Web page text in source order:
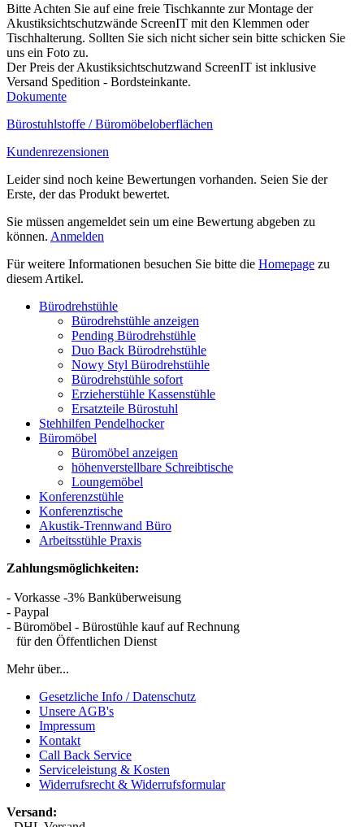
Bitte Achten Sie auf eine freie Tischkannte zur Montage der
Akustiksichtschutzwände ScreenIT mit den Klemmen oder
Tischhalterung. Sollten Sie sich nicht sicher sein bitte schicken Sie
uns ein Foto zu.
Der Preis der Akustiksichtschutzwand ScreenIT ist inklusive
Versand Spedition - Bordsteinkante.
Dokumente
Bürostuhlstoffe / Büromöbeloberflächen
Kundenrezensionen
Leider sind noch keine Bewertungen vorhanden. Seien Sie der
Erste, der das Produkt bewertet.
Sie müssen angemeldet sein um eine Bewertung abgeben zu
können. Anmelden
Für weitere Informationen besuchen Sie bitte die Homepage zu
diesem Artikel.
Bürodrehstühle
Bürodrehstühle anzeigen
Pending Bürodrehstühle
Duo Back Bürodrehstühle
Nowy Styl Bürodrehstühle
Bürodrehstühle sofort
Erzieherstühle Kassenstühle
Ersatzteile Bürostuhl
Stehhilfen Pendelhocker
Büromöbel
Büromöbel anzeigen
höhenverstellbare Schreibtische
Loungemöbel
Konferenzstühle
Konferenztische
Akustik-Trennwand Büro
Arbeitsstühle Praxis
Zahlungsmöglichkeiten:
- Vorkasse -3% Banküberweisung
- Paypal
- Büromöbel - Bürostühle kauf auf Rechnung
für den Öffentlichen Dienst
Mehr über...
Gesetzliche Info / Datenschutz
Unsere AGB's
Impressum
Kontakt
Call Back Service
Serviceleistung & Kosten
Widerrufsrecht & Widerrufsformular
Versand: